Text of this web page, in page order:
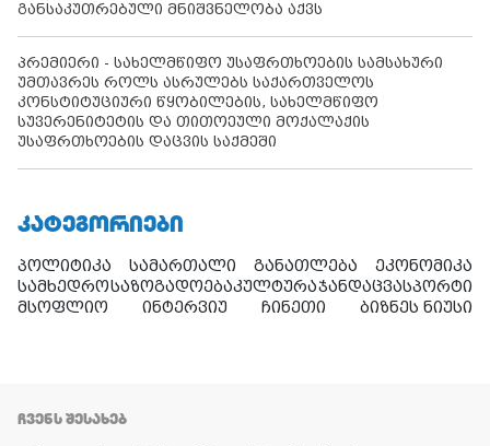
განსაკუთრებული მნიშვნელობა აქვს
პრემიერი - სახელმწიფო უსაფრთხოების სამსახური
უმთავრეს როლს ასრულებს საქართველოს
კონსტიტუციური წყობილების, სახელმწიფო
სუვერენიტეტის და თითოეული მოქალაქის
უსაფრთხოების დაცვის საქმეში
ᲙᲐᲢᲔᲒᲝᲠᲘᲔᲑᲘ
პოლიტიკა სამართალი განათლება
ეკონომიკა
სამხედროსაზოგადოებაკულტურაჯანდაცვასპორტი
მსოფლიო
ინტერვიუ ჩინეთი ბიზნეს ნიუსი
ᲩᲕᲔᲜᲡ ᲨᲔᲡᲐᲮᲔᲑ